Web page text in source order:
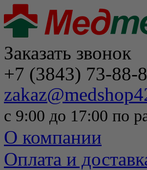
Заказать звонок
+7 (3843) 73-88-
с 9:00 до 17:00 по
О компании
Оплата и